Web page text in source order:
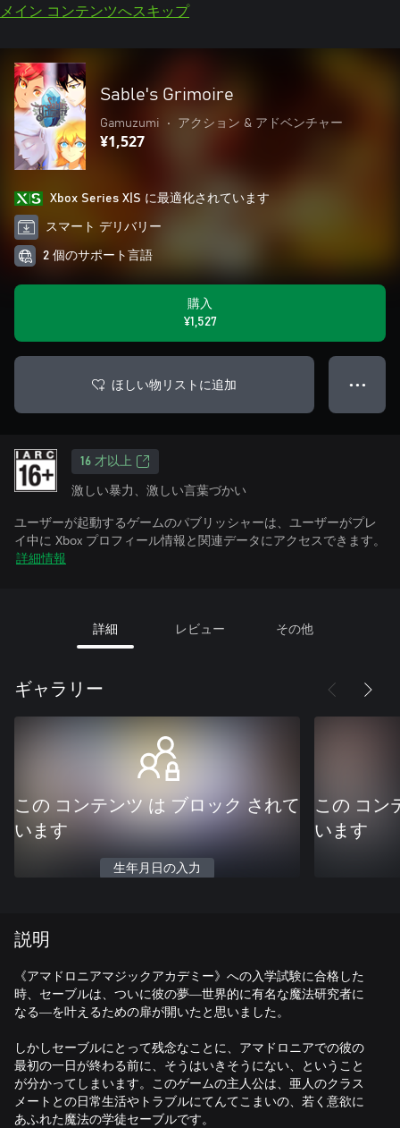
メイン コンテンツへスキップ
Sable's Grimoire
Gamuzumi • アクション & アドベンチャー
¥1,527
Xbox Series X|S に最適化されています
スマート デリバリー
2 個のサポート言語
購入
¥1,527
ほしい物リストに追加 ● ● ●
16 才以上
激しい暴力、激しい言葉づかい
ユーザーが起動するゲームのパブリッシャーは、ユーザーがプレ
イ中に Xbox プロフィール情報と関連データにアクセスできます。
詳細情報
詳細 レビュー その他
ギャラリー
この コンテンツ は ブロック されて
います
生年月日の入力
この コン
います
説明
《アマドロニアマジックアカデミー》への入学試験に合格した
時、セーブルは、ついに彼の夢―世界的に有名な魔法研究者に
なる―を叶えるための扉が開いたと思いました。
しかしセーブルにとって残念なことに、アマドロニアでの彼の
最初の一日が終わる前に、そうはいきそうにない、ということ
が分かってしまいます。このゲームの主人公は、亜人のクラス
メートとの日常生活やトラブルにてんてこまいの、若く意欲に
あふれた魔法の学徒セーブルです。